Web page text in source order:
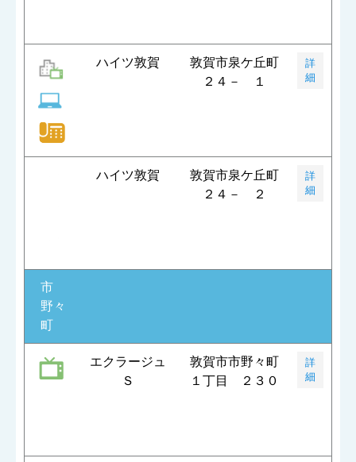
ハイツ敦賀
敦賀市泉ケ丘町
２４－ １
詳
細
ハイツ敦賀
敦賀市泉ケ丘町
２４－ ２
詳
細
市
野々
町
エクラージュ
Ｓ
敦賀市市野々町
１丁目 ２３０
詳
細